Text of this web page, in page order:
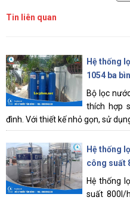
Tin liên quan
Hệ thống
1054 ba
Bộ lọc
thích hợp
đình. Với thiết kế nhỏ gọn, sử
Hệ thống
công suất
Hệ thống
suất 800l/